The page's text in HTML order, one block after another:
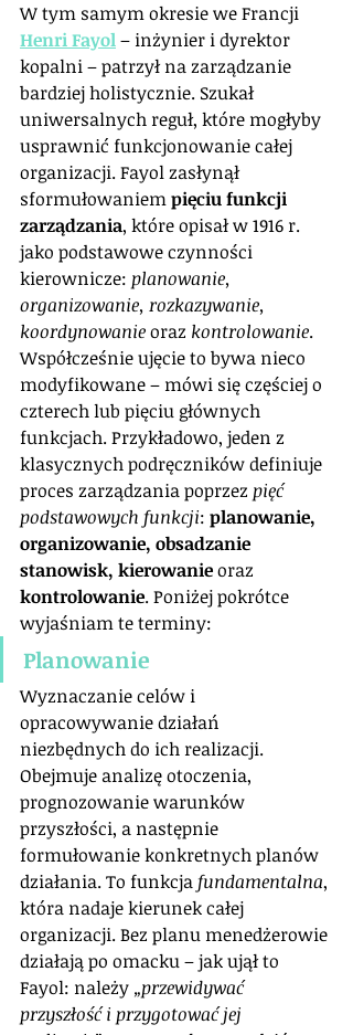
W tym samym okresie we Francji
Henri Fayol – inżynier i dyrektor
kopalni – patrzył na zarządzanie
bardziej holistycznie. Szukał
uniwersalnych reguł, które mogłyby
usprawnić funkcjonowanie całej
organizacji. Fayol zasłynął
sformułowaniem pięciu funkcji
zarządzania, które opisał w 1916 r.
jako podstawowe czynności
kierownicze: planowanie,
organizowanie, rozkazywanie,
koordynowanie oraz kontrolowanie.
Współcześnie ujęcie to bywa nieco
modyfikowane – mówi się częściej o
czterech lub pięciu głównych
funkcjach. Przykładowo, jeden z
klasycznych podręczników definiuje
proces zarządzania poprzez pięć
podstawowych funkcji: planowanie,
organizowanie, obsadzanie
stanowisk, kierowanie oraz
kontrolowanie. Poniżej pokrótce
wyjaśniam te terminy:
Planowanie
Wyznaczanie celów i
opracowywanie działań
niezbędnych do ich realizacji.
Obejmuje analizę otoczenia,
prognozowanie warunków
przyszłości, a następnie
formułowanie konkretnych planów
działania. To funkcja fundamentalna,
która nadaje kierunek całej
organizacji. Bez planu menedżerowie
działają po omacku – jak ujął to
Fayol: należy „przewidywać
przyszłość i przygotować jej